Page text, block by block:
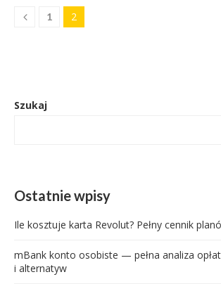
1 2
Szukaj
Ostatnie wpisy
Ile kosztuje karta Revolut? Pełny cennik
mBank konto osobiste — pełna analiza
i alternatyw